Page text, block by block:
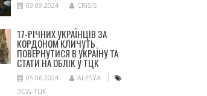
03.09.2024 CRISIS
17-РІЧНИХ УКРАЇНЦІВ ЗА
КОРДОНОМ КЛИЧУТЬ
ПОВЕРНУТИСЯ В УКРАЇНУ ТА
СТАТИ НА ОБЛІК У ТЦК
05.06.2024
ALESYA
ЗСУ, ТЦК